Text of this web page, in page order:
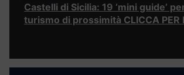
Castelli di Sicilia: 19 ‘mini guide’
turismo di prossimità CLICCA PER